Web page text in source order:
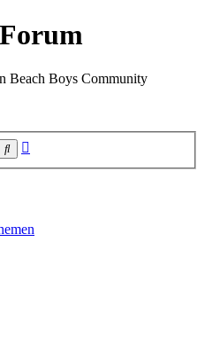
Beach Boys Community
Suche